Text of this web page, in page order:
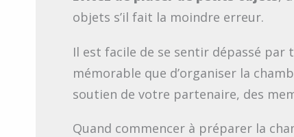
objets s’il fait la moindre erreur.
Il est facile de se sentir dépassé par
mémorable que d’organiser la
soutien de votre partenaire, des
Quand commencer à préparer la